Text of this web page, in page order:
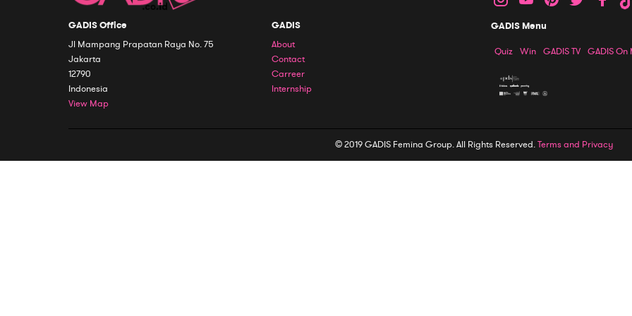
GADIS Office
Jl Mampang Prapatan Raya No. 75
Jakarta
12790
Indonesia
View Map
GADIS
About
Contact
Carreer
Internship
GADIS Menu
Quiz Win GADIS TV GADIS On
© 2019 GADIS Femina Group. All Rights Reserved.Terms and Privacy